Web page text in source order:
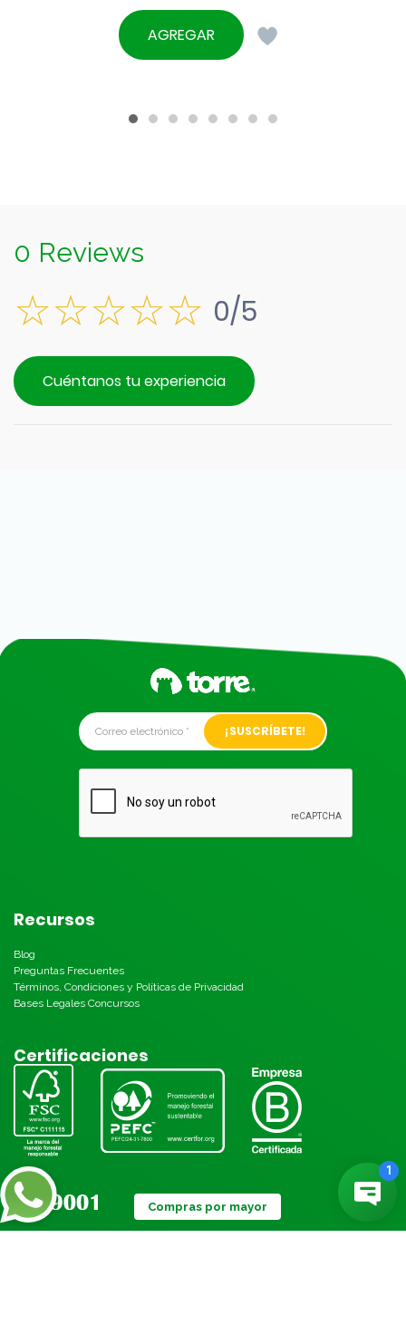
precio
original
El
precio
actual
AGREGAR
0 Reviews
0/5
Cuéntanos tu experiencia
Alternative:
Recursos
Blog
Preguntas Frecuentes
Términos, Condiciones y Políticas de Privacidad
Bases Legales Concursos
Certificaciones
Compras por mayor